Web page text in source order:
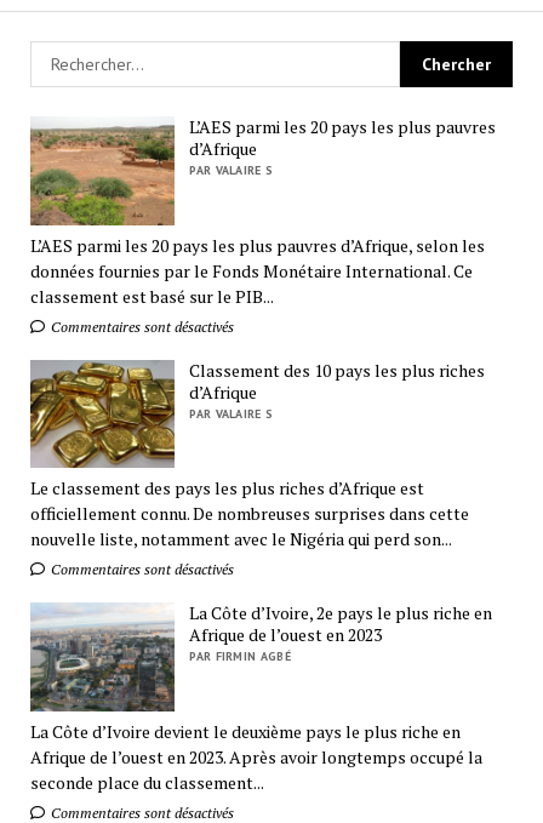
L’AES parmi les 20 pays les plus pauvres
d’Afrique
PAR VALAIRE S
L’AES parmi les 20 pays les plus pauvres d’Afrique, selon les
données fournies par le Fonds Monétaire International. Ce
classement est basé sur le PIB...
Commentaires sont désactivés
Classement des 10 pays les plus riches
d’Afrique
PAR VALAIRE S
Le classement des pays les plus riches d’Afrique est
officiellement connu. De nombreuses surprises dans cette
nouvelle liste, notamment avec le Nigéria qui perd son...
Commentaires sont désactivés
La Côte d’Ivoire, 2e pays le plus riche en
Afrique de l’ouest en 2023
PAR FIRMIN AGBÉ
La Côte d’Ivoire devient le deuxième pays le plus riche en
Afrique de l’ouest en 2023. Après avoir longtemps occupé la
seconde place du classement...
Commentaires sont désactivés